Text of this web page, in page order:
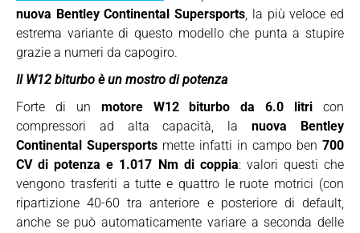
nuova Bentley Continental Supersports, la più veloce ed
estrema variante di questo modello che punta a stupire
grazie a numeri da capogiro.
Il W12 biturbo è un mostro di potenza
Forte di un motore W12 biturbo da 6.0 litri con
compressori ad alta capacità, lanuova Bentley
Continental Supersports mette infatti in campo ben 700
CV di potenza e 1.017 Nm di coppia: valori questi che
vengono trasferiti a tutte e quattro le ruote motrici (con
ripartizione 40-60 tra anteriore e posteriore di default,
anche se può automaticamente variare a seconda delle